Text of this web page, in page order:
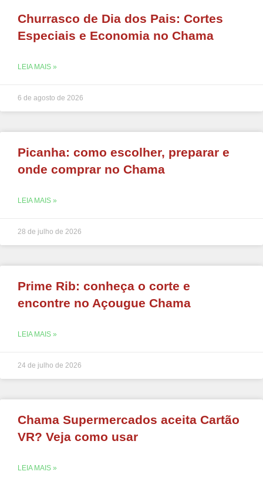
Churrasco de Dia dos Pais: Cortes
Especiais e Economia no Chama
LEIA MAIS »
6 de agosto de 2026
Picanha: como escolher, preparar e
onde comprar no Chama
LEIA MAIS »
28 de julho de 2026
Prime Rib: conheça o corte e
encontre no Açougue Chama
LEIA MAIS »
24 de julho de 2026
Chama Supermercados aceita Cartão
VR? Veja como usar
LEIA MAIS »